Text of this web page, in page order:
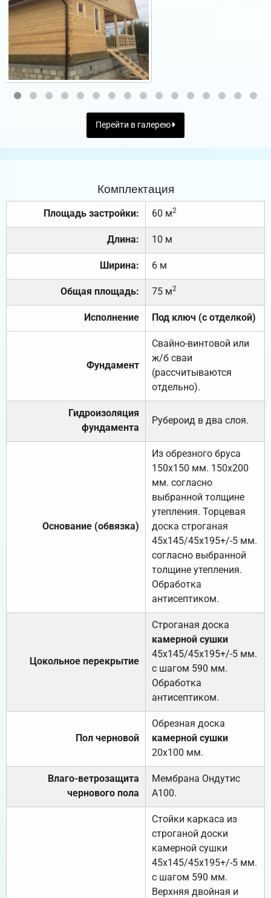
Перейти в галерею
Комплектация
Площадь застройки: 60 м2
Длина: 10 м
Ширина: 6 м
Общая площадь: 75 м2
Исполнение Под ключ (с отделкой)
Фундамент
Свайно-винтовой или
ж/б сваи
(рассчитываются
отдельно).
Гидроизоляция
фундамента
Рубероид в два слоя.
Основание (обвязка)
Из обрезного бруса
150х150 мм. 150х200
мм. согласно
выбранной толщине
утепления. Торцевая
доска строганая
45х145/45х195+/-5 мм.
согласно выбранной
толщине утепления.
Обработка
антисептиком.
Цокольное перекрытие
Строганая доска
камерной сушки
45х145/45х195+/-5 мм.
с шагом 590 мм.
Обработка
антисептиком.
Пол черновой
Обрезная доска
камерной сушки
20х100 мм.
Влаго-ветрозащита
чернового пола
Мембрана Ондутис
А100.
Стойки каркаса из
строганой доски
камерной сушки
45х145/45х195+/-5 мм.
с шагом 590 мм.
Верхняя двойная и